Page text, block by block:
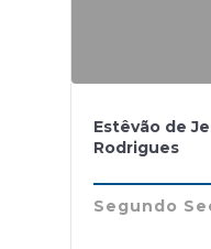
Estêvão de
Rodrigues
Segundo